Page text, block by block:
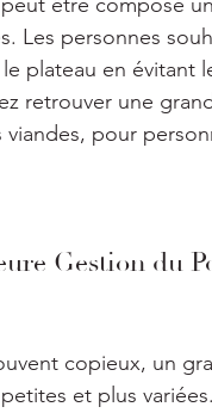
Les personnes
plateau en évitant
retrouver une
pour
Gestion du
copieux, un
et plus